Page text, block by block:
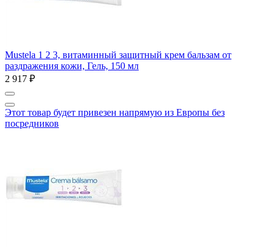
Mustela 1 2 3, витаминный защитный крем бальзам от
раздражения кожи, Гель, 150 мл
2 917 ₽
Этот товар будет привезен напрямую из Европы без
посредников